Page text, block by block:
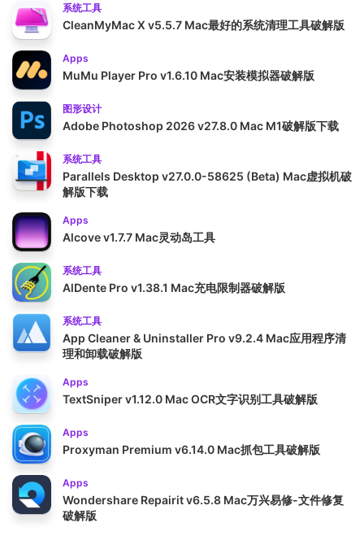
系统工具
CleanMyMac X v5.5.7 Mac最好的系统清理工具破解版
Apps
MuMu Player Pro v1.6.10 Mac安装模拟器破解版
图形设计
Adobe Photoshop 2026 v27.8.0 Mac M1破解版下载
系统工具
Parallels Desktop v27.0.0-58625 (Beta) Mac虚拟机破
解版下载
Apps
Alcove v1.7.7 Mac灵动岛工具
系统工具
AlDente Pro v1.38.1 Mac充电限制器破解版
系统工具
App Cleaner & Uninstaller Pro v9.2.4 Mac应用程序清
理和卸载破解版
Apps
TextSniper v1.12.0 Mac OCR文字识别工具破解版
Apps
Proxyman Premium v6.14.0 Mac抓包工具破解版
Apps
Wondershare Repairit v6.5.8 Mac万兴易修-文件修复
破解版